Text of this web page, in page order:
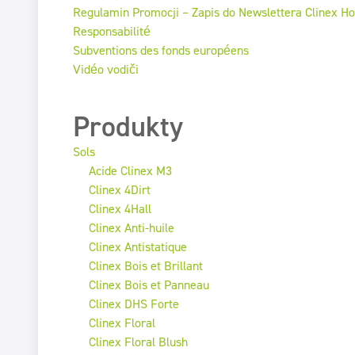
Regulamin Promocji – Zapis do Newslettera Clinex
Responsabilité
Subventions des fonds européens
Vidéo vodiči
Produkty
Sols
Acide Clinex M3
Clinex 4Dirt
Clinex 4Hall
Clinex Anti-huile
Clinex Antistatique
Clinex Bois et Brillant
Clinex Bois et Panneau
Clinex DHS Forte
Clinex Floral
Clinex Floral Blush